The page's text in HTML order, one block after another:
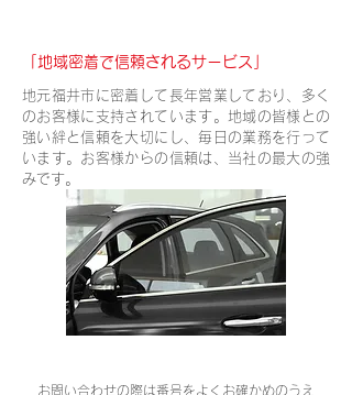
「地域密着で信頼されるサービス」
地元福井市に密着して長年営業しており、多く
のお客様に支持されています。地域の皆様との
強い絆と信頼を大切にし、毎日の業務を行って
います。お客様からの信頼は、当社の最大の強
みです。
お問い合わせの際は番号をよくお確かめのうえ